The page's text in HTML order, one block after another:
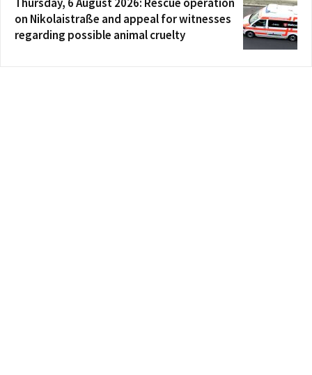
on Nikolaistraße and appeal for witnesses
regarding possible animal cruelty